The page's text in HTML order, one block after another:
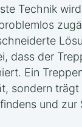
Technik
dass der
Ein
sondern
und